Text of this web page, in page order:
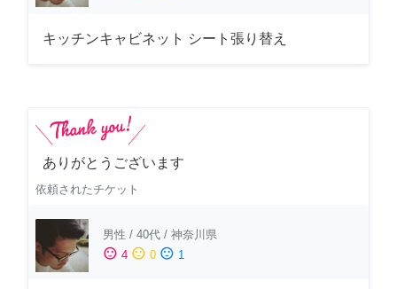
キッチンキャビネット シート張り替え
ありがとうございます
依頼されたチケット
男性 / 40代 / 神奈川県
sentiment_satisfied 4 sentiment_neutral 0 sentiment_dissatisfied 1